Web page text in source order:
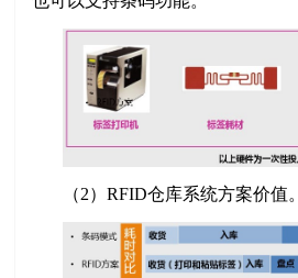
（2）RFID仓库系统方案价值。